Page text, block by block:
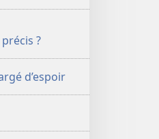
?
d’espoir